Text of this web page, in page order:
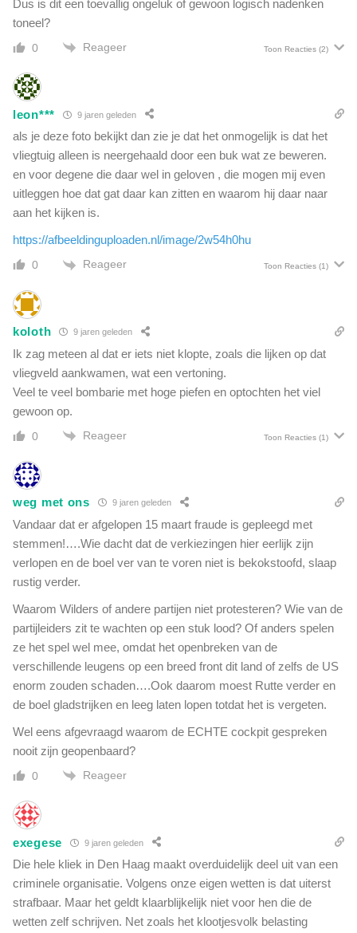
j
e
s
p
e
l
d
"
Dus is dit een toevallig ongeluk of gewoon logisch nadenken
toneel?
0 Reageer Toon Reacties (2)
leon*** 9 jaren geleden
als je deze foto bekijkt dan zie je dat het onmogelijk is dat het
vliegtuig alleen is neergehaald door een buk wat ze beweren.
en voor degene die daar wel in geloven , die mogen mij even
uitleggen hoe dat gat daar kan zitten en waarom hij daar naar
aan het kijken is.
https://afbeeldinguploaden.nl/image/2w54h0hu
0 Reageer Toon Reacties (1)
koloth 9 jaren geleden
Ik zag meteen al dat er iets niet klopte, zoals die lijken op dat
vliegveld aankwamen, wat een vertoning.
Veel te veel bombarie met hoge piefen en optochten het viel
gewoon op.
0 Reageer Toon Reacties (1)
weg met ons 9 jaren geleden
Vandaar dat er afgelopen 15 maart fraude is gepleegd met
stemmen!….Wie dacht dat de verkiezingen hier eerlijk zijn
verlopen en de boel ver van te voren niet is bekokstoofd, slaap
rustig verder.
Waarom Wilders of andere partijen niet protesteren? Wie van de
partijleiders zit te wachten op een stuk lood? Of anders spelen
ze het spel wel mee, omdat het openbreken van de
verschillende leugens op een breed front dit land of zelfs de US
enorm zouden schaden….Ook daarom moest Rutte verder en
de boel gladstrijken en leeg laten lopen totdat het is vergeten.
Wel eens afgevraagd waarom de ECHTE cockpit gespreken
nooit zijn geopenbaard?
0 Reageer
exegese 9 jaren geleden
Die hele kliek in Den Haag maakt overduidelijk deel uit van een
criminele organisatie. Volgens onze eigen wetten is dat uiterst
strafbaar. Maar het geldt klaarblijkelijk niet voor hen die de
wetten zelf schrijven. Net zoals het klootjesvolk belasting